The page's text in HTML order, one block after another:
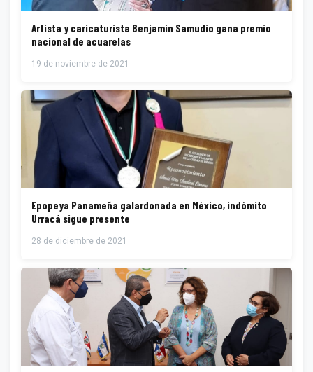
Artista y caricaturista Benjamin Samudio gana premio
nacional de acuarelas
19 de noviembre de 2021
Epopeya Panameña galardonada en México, indómito
Urracá sigue presente
28 de diciembre de 2021